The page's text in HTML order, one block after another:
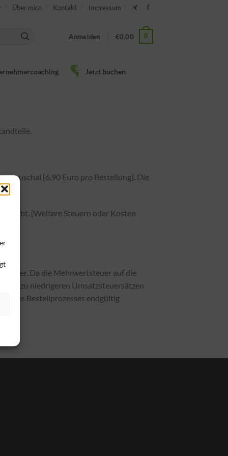
Über mich Kontakt Impressum
Anmelden €0,00 0
Jetzt buchen
pauschal [6,90 Euro pro Bestellung]. Die
erhebt. [Weitere Steuern oder Kosten
Da die Mehrwertsteuer auf die
zu niedrigeren Umsatzsteuersätzen
des Bestellprozesses endgültig